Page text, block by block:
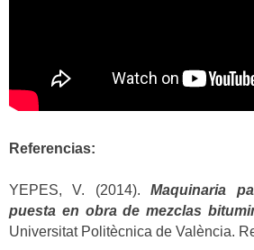
Referencias:
YEPES, V. (2014).Maquinaria
puesta en obra de mezclas
Universitat Politècnica de València.